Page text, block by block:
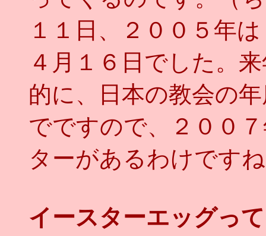
１１日、２００５年
４月１６日でした。
的に、日本の教会の
でですので、２００
ターがあるわけです
イースターエッグっ